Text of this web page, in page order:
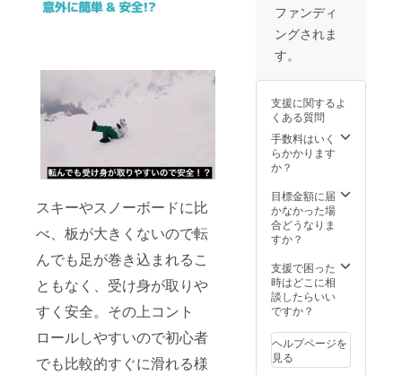
スキーやスノーボードに比
べ、板が大きくないので転
んでも足が巻き込まれるこ
ともなく、受け身が取りや
すく安全。その上コント
ロールしやすいので初心者
でも比較的すぐに滑れる様
ファンディ
ングされま
す。
支援に関するよ
くある質問
手数料はいく
らかかります
か？
目標金額に届
かなかった場
合どうなりま
すか？
支援で困った
時はどこに相
談したらいい
ですか？
ヘルプページを
見る